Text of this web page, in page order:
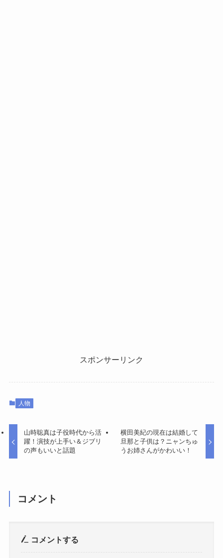
スポンサーリンク
人物
山時聡真は子役時代から活
躍！演技が上手い＆ジブリ
の声もいいと話題
横田美紀の現在は結婚して
旦那と子供は？ニャンちゅ
うお姉さんがかわいい！
コメント
コメントする